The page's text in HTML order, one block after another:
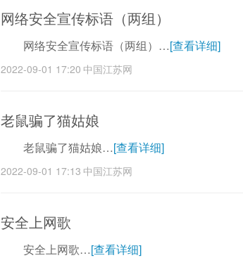
网络安全宣传标语（两组）
网络安全宣传标语（两组）…[查看详细]
2022-09-01 17:20 中国江苏网
老鼠骗了猫姑娘
老鼠骗了猫姑娘…[查看详细]
2022-09-01 17:13 中国江苏网
安全上网歌
安全上网歌…[查看详细]